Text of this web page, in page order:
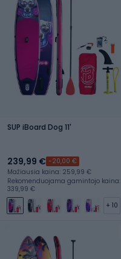
SUP iBoard Dog 11'
239,99 € -20,00 €
Mažiausia kaina: 259,99 €
Rekomenduojama gamintojo kaina:
339,99 €
+ 10